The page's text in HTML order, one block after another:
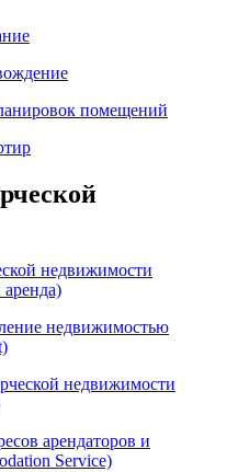
помещений
недвижимости
недвижимостью
недвижимости
арендаторов и
Service)